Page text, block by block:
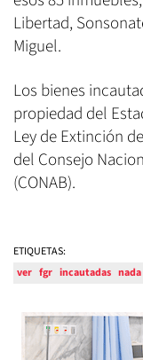
Libertad,
Miguel.
Los bienes
propiedad del
Ley de Extinción
del Consejo
(CONAB).
ETIQUETAS:
ver fgr incautadas nada